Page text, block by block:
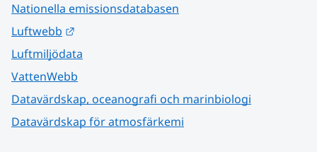
Nationella emissionsdatabasen
Luftwebb
Luftmiljödata
VattenWebb
Datavärdskap, oceanografi och marinbiologi
Datavärdskap för atmosfärkemi